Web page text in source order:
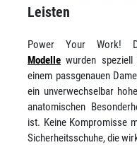
Leisten
Power Your Work!
Modelle wurden
einem passgenauen
ein unverwechselbar
anatomischen
ist. Keine Kompromisse
Sicherheitsschuhe, die